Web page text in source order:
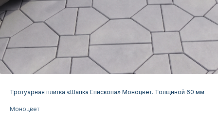
Тротуарная плитка «Шапка Епископа» Моноцвет. Толщиной 60 мм
Моноцвет